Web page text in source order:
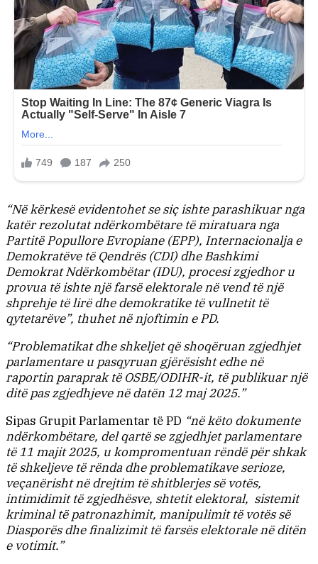
“Në kërkesë evidentohet se siç ishte parashikuar nga
katër rezolutat ndërkombëtare të miratuara nga
Partitë Popullore Evropiane (EPP), Internacionalja e
Demokratëve të Qendrës (CDI) dhe Bashkimi
Demokrat Ndërkombëtar (IDU), procesi zgjedhor u
provua të ishte një farsë elektorale në vend të një
shprehje të lirë dhe demokratike të vullnetit të
qytetarëve”, thuhet në njoftimin e PD.
“Problematikat dhe shkeljet që shoqëruan zgjedhjet
parlamentare u pasqyruan gjërësisht edhe në
raportin paraprak të OSBE/ODIHR-it, të publikuar një
ditë pas zgjedhjeve në datën 12 maj 2025.”
Sipas Grupit Parlamentar të PD “në këto dokumente
ndërkombëtare, del qartë se zgjedhjet parlamentare
të 11 majit 2025, u kompromentuan rëndë për shkak
të shkeljeve të rënda dhe problematikave serioze,
veçanërisht në drejtim të shitblerjes së votës,
intimidimit të zgjedhësve, shtetit elektoral, sistemit
kriminal të patronazhimit, manipulimit të votës së
Diasporës dhe finalizimit të farsës elektorale në ditën
e votimit.”